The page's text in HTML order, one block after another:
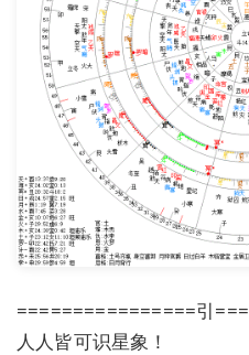
================引
人人皆可识星象！